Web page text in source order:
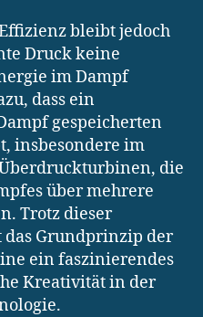
bleibt jedoch
Druck keine
im Dampf
dass ein
gespeicherten
insbesondere im
die
über mehrere
Trotz dieser
Grundprinzip der
ein faszinierendes
Kreativität in der